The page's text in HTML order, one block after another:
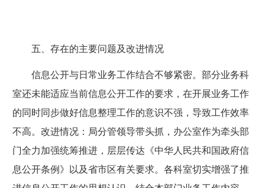
五、存在的主要问题及改进情况
信息公开与日常业务工作结合不够紧密。部分业务科
室还未能适应当前信息公开工作的要求，在开展业务工作
的同时同步做好信息整理工作的意识不强，导致工作效率
不高。改进情况：局分管领导带头抓，办公室作为牵头部
门全力加强统筹推进，层层传达《中华人民共和国政府信
息公开条例》以及省市区有关要求。各科室切实增强了推